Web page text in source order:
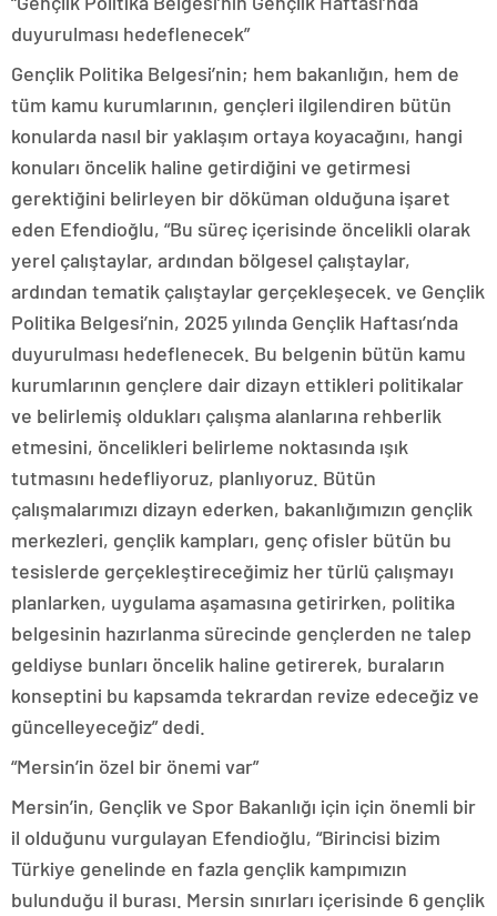
duyurulması hedeflenecek”
Gençlik Politika Belgesi’nin; hem bakanlığın, hem de
tüm kamu kurumlarının, gençleri ilgilendiren bütün
konularda nasıl bir yaklaşım ortaya koyacağını, hangi
konuları öncelik haline getirdiğini ve getirmesi
gerektiğini belirleyen bir döküman olduğuna işaret
eden Efendioğlu, “Bu süreç içerisinde öncelikli olarak
yerel çalıştaylar, ardından bölgesel çalıştaylar,
ardından tematik çalıştaylar gerçekleşecek. ve Gençlik
Politika Belgesi’nin, 2025 yılında Gençlik Haftası’nda
duyurulması hedeflenecek. Bu belgenin bütün kamu
kurumlarının gençlere dair dizayn ettikleri politikalar
ve belirlemiş oldukları çalışma alanlarına rehberlik
etmesini, öncelikleri belirleme noktasında ışık
tutmasını hedefliyoruz, planlıyoruz. Bütün
çalışmalarımızı dizayn ederken, bakanlığımızın gençlik
merkezleri, gençlik kampları, genç ofisler bütün bu
tesislerde gerçekleştireceğimiz her türlü çalışmayı
planlarken, uygulama aşamasına getirirken, politika
belgesinin hazırlanma sürecinde gençlerden ne talep
geldiyse bunları öncelik haline getirerek, buraların
konseptini bu kapsamda tekrardan revize edeceğiz ve
güncelleyeceğiz” dedi.
“Mersin’in özel bir önemi var”
Mersin’in, Gençlik ve Spor Bakanlığı için için önemli bir
il olduğunu vurgulayan Efendioğlu, “Birincisi bizim
Türkiye genelinde en fazla gençlik kampımızın
bulunduğu il burası. Mersin sınırları içerisinde 6 gençlik